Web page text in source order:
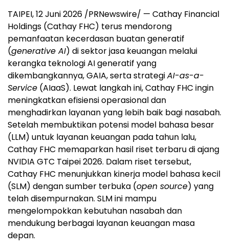
TAIPEI, 12 Juni 2026 /PRNewswire/ — Cathay Financial
Holdings (Cathay FHC) terus mendorong
pemanfaatan kecerdasan buatan generatif
(generative AI) di sektor jasa keuangan melalui
kerangka teknologi AI generatif yang
dikembangkannya, GAIA, serta strategiAI-as-a-
Service (AIaaS). Lewat langkah ini, Cathay FHC ingin
meningkatkan efisiensi operasional dan
menghadirkan layanan yang lebih baik bagi nasabah.
Setelah membuktikan potensi model bahasa besar
(LLM) untuk layanan keuangan pada tahun lalu,
Cathay FHC memaparkan hasil riset terbaru di ajang
NVIDIA GTC Taipei 2026. Dalam riset tersebut,
Cathay FHC menunjukkan kinerja model bahasa kecil
(SLM) dengan sumber terbuka (open source) yang
telah disempurnakan. SLM ini mampu
mengelompokkan kebutuhan nasabah dan
mendukung berbagai layanan keuangan masa
depan.